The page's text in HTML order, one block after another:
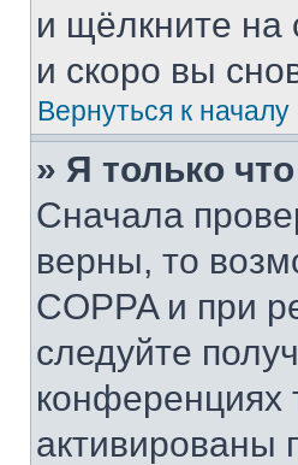
и щёлкните на
и скоро вы
Вернуться к началу
» Я только
Сначала
верны, то
COPPA и при
следуйте
конференциях
активированы